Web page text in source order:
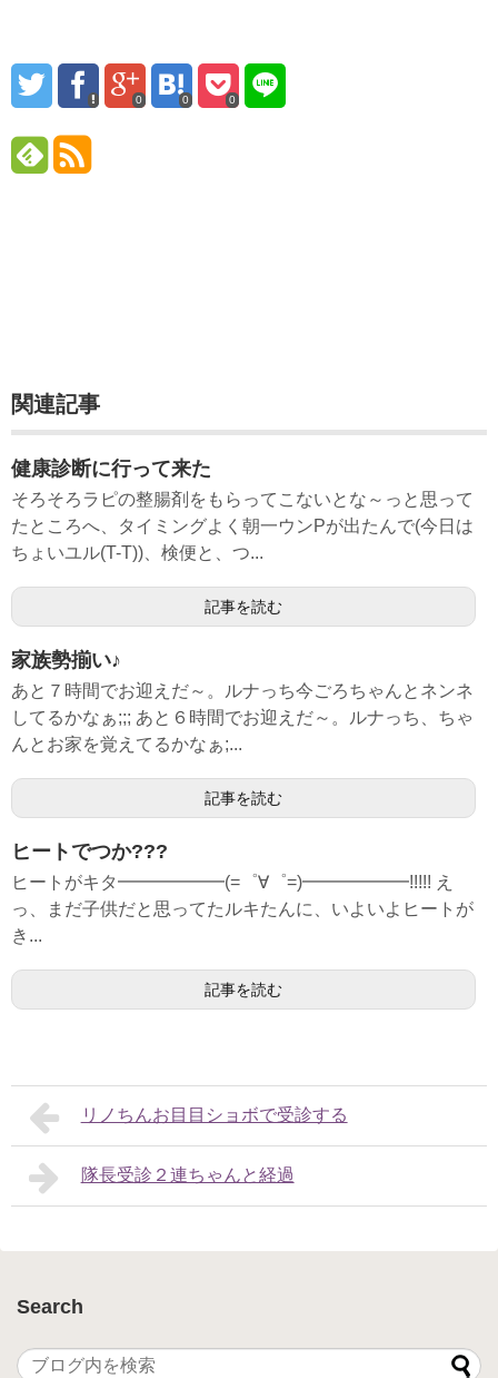
0 0 0
関連記事
健康診断に行って来た
そろそろラピの整腸剤をもらってこないとな～っと思って
たところへ、タイミングよく朝一ウンPが出たんで(今日は
ちょいユル(T-T))、検便と、つ...
記事を読む
家族勢揃い♪
あと７時間でお迎えだ～。ルナっち今ごろちゃんとネンネ
してるかなぁ;;; あと６時間でお迎えだ～。ルナっち、ちゃ
んとお家を覚えてるかなぁ;...
記事を読む
ヒートでつか???
ヒートがキタ━━━━━━(=゜∀゜=)━━━━━━!!!!! え
っ、まだ子供だと思ってたルキたんに、いよいよヒートが
き...
記事を読む
リノちんお目目ショボで受診する
隊長受診２連ちゃんと経過
Search